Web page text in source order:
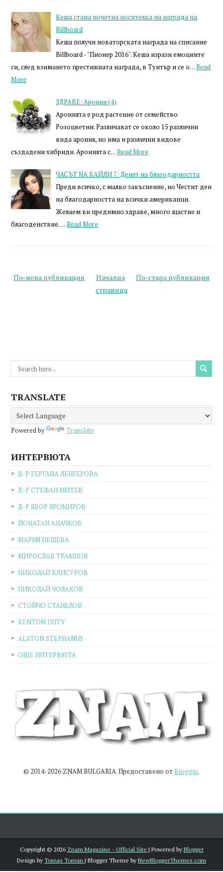
Кеша стана почетна носителка на награда на
Billboard
Кеша получи новаторската награда на списание
Billboard - "Пионер 2016". Кеша изрази емоциите
си, след взимането престижната награда, в Туитър и се о…Read
More
ЗДРАВЕ: Арония (4)
Аронията е род растение от семейство
Розоцветни. Различават се около 15 различни
вида арония, но има и различни видове
създадени хибриди. Аронията с…Read More
ЧАСЪТ НА КАЙЛИ 7: Денят на благодарността
Преди всичко, с малко закъснение, но Честит ден
на благодарността на всички американци.
Желаем ви предимно здраве, много щастие и
благоденствие. …Read More
По-нова публикация По-стара публикация
Начална
страница
TRANSLATE
Powered by Translate
ИНТЕРВЮТА
Д-Р ГЕРГАНА ЛЕНГЕРОВА
Д-Р СТЕФАН МИТЕВ
Д-Р ЯВОР ЯРОМИРОВ
ЙОНАТАН АНАЧКОВ
МАРИЯ ПЕШЕВА
МИРОСЛАВ ТРАМПОВ
НИКОЛАЙ КЛИСУРОВ
НИКОЛАЙ ЧОЛАКОВ
СТОЙЧО СТАНЕЛОВ
KENTON DUTY
ALSTON STEPHANUS
ОЩЕ ИНТЕРВЮТА
© 2014-2026 ZNAM BULGARIA. Предоставено от Blogger.
Copyright © 2026 Znam Magazine - Official Site | Powered by Blogger
Design by Tomas Toman | Blogger Theme by NewBloggerThemes.com